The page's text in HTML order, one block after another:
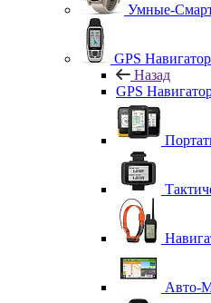
Умные-
GPS
Назад
GPS
Авто-